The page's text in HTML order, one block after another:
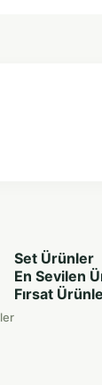
Set Ürünler
En Sevilen
Fırsat